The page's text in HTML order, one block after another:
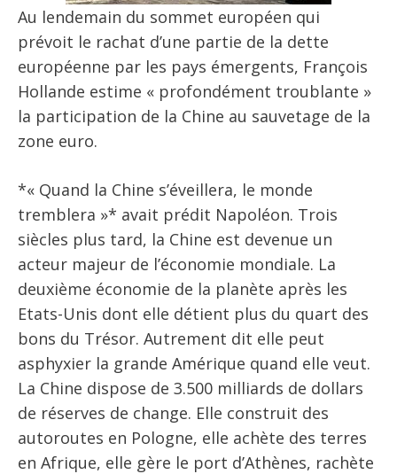
Au lendemain du sommet européen qui
prévoit le rachat d’une partie de la dette
européenne par les pays émergents, François
Hollande estime « profondément troublante »
la participation de la Chine au sauvetage de la
zone euro.
*« Quand la Chine s’éveillera, le monde
tremblera »* avait prédit Napoléon. Trois
siècles plus tard, la Chine est devenue un
acteur majeur de l’économie mondiale. La
deuxième économie de la planète après les
Etats-Unis dont elle détient plus du quart des
bons du Trésor. Autrement dit elle peut
asphyxier la grande Amérique quand elle veut.
La Chine dispose de 3.500 milliards de dollars
de réserves de change. Elle construit des
autoroutes en Pologne, elle achète des terres
en Afrique, elle gère le port d’Athènes, rachète